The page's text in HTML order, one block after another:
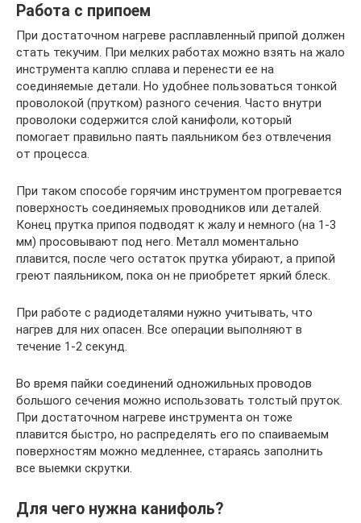
Работа с припоем
При достаточном нагреве расплавленный припой должен
стать текучим. При мелких работах можно взять на жало
инструмента каплю сплава и перенести ее на
соединяемые детали. Но удобнее пользоваться тонкой
проволокой (прутком) разного сечения. Часто внутри
проволоки содержится слой канифоли, который
помогает правильно паять паяльником без отвлечения
от процесса.
При таком способе горячим инструментом прогревается
поверхность соединяемых проводников или деталей.
Конец прутка припоя подводят к жалу и немного (на 1-3
мм) просовывают под него. Металл моментально
плавится, после чего остаток прутка убирают, а припой
греют паяльником, пока он не приобретет яркий блеск.
При работе с радиодеталями нужно учитывать, что
нагрев для них опасен. Все операции выполняют в
течение 1-2 секунд.
Во время пайки соединений одножильных проводов
большого сечения можно использовать толстый пруток.
При достаточном нагреве инструмента он тоже
плавится быстро, но распределять его по спаиваемым
поверхностям можно медленнее, стараясь заполнить
все выемки скрутки.
Для чего нужна канифоль?